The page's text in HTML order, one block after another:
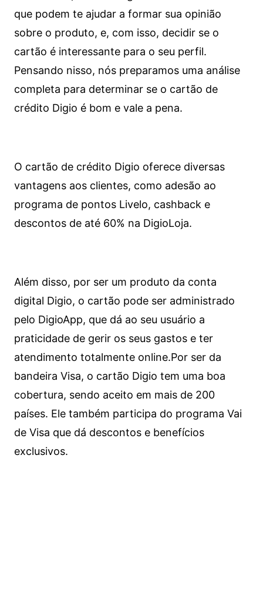
que podem te ajudar a formar sua opinião
sobre o produto, e, com isso, decidir se o
cartão é interessante para o seu perfil.
Pensando nisso, nós preparamos uma análise
completa para determinar se o cartão de
crédito Digio é bom e vale a pena.
O cartão de crédito Digio oferece diversas
vantagens aos clientes, como adesão ao
programa de pontos Livelo, cashback e
descontos de até 60% na DigioLoja.
Além disso, por ser um produto da conta
digital Digio, o cartão pode ser administrado
pelo DigioApp, que dá ao seu usuário a
praticidade de gerir os seus gastos e ter
atendimento totalmente online.Por ser da
bandeira Visa, o cartão Digio tem uma boa
cobertura, sendo aceito em mais de 200
países. Ele também participa do programa Vai
de Visa que dá descontos e benefícios
exclusivos.